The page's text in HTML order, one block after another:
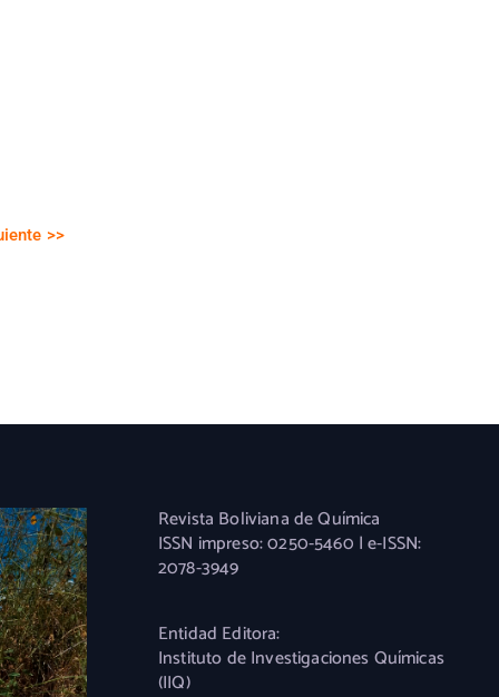
>>
Revista Boliviana de Química
ISSN impreso: 0250-5460 | e-ISSN:
2078-3949
Entidad Editora:
Instituto de Investigaciones Químicas
(IIQ)